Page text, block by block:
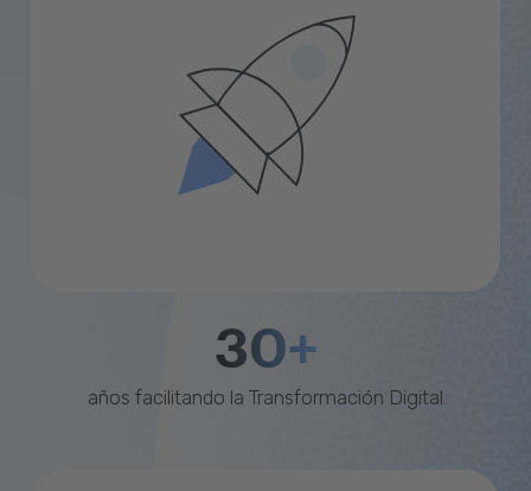
30+
años facilitando la Transformación Digital